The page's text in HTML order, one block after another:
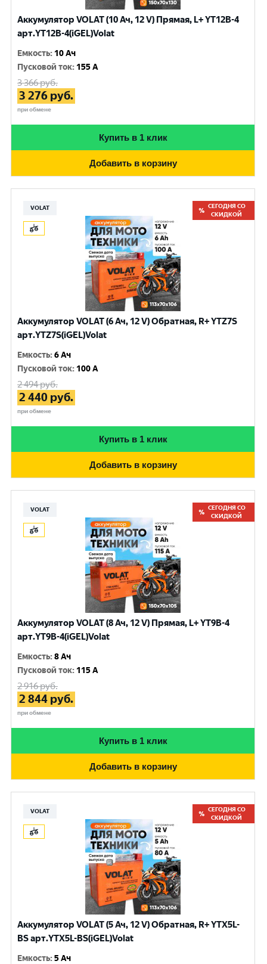
Аккумулятор VOLAT (10 Ач, 12 V) Прямая, L+ YT12B-4
арт.YT12B-4(iGEL)Volat
Емкость: 10 Ач
Пусковой ток: 155 A
3 366руб.
3 276 руб.
при обмене
Купить в 1 клик
Добавить в корзину
VOLAT
СЕГОДНЯ СО
СКИДКОЙ
Аккумулятор VOLAT (6 Ач, 12 V) Обратная, R+ YTZ7S
арт.YTZ7S(iGEL)Volat
Емкость:6 Ач
Пусковой ток: 100 A
2 494руб.
2 440 руб.
при обмене
Купить в 1 клик
Добавить в корзину
VOLAT
СЕГОДНЯ СО
СКИДКОЙ
Аккумулятор VOLAT (8 Ач, 12 V) Прямая, L+ YT9B-4
арт.YT9B-4(iGEL)Volat
Емкость:8 Ач
Пусковой ток: 115 A
2 916руб.
2 844 руб.
при обмене
Купить в 1 клик
Добавить в корзину
VOLAT
СЕГОДНЯ СО
СКИДКОЙ
Аккумулятор VOLAT (5 Ач, 12 V) Обратная, R+ YTX5L-
BS арт.YTX5L-BS(iGEL)Volat
Емкость:5 Ач